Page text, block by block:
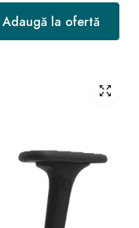
Adaugă la ofertă